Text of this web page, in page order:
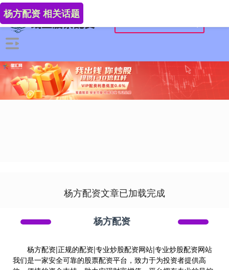
杨方配资 相关话题
杨方配资文章已加载完成
杨方配资
杨方配资|正规的配资|专业炒股配资网站|专业炒股配资网站
我们是一家安全可靠的股票配资平台，致力于为投资者提供高